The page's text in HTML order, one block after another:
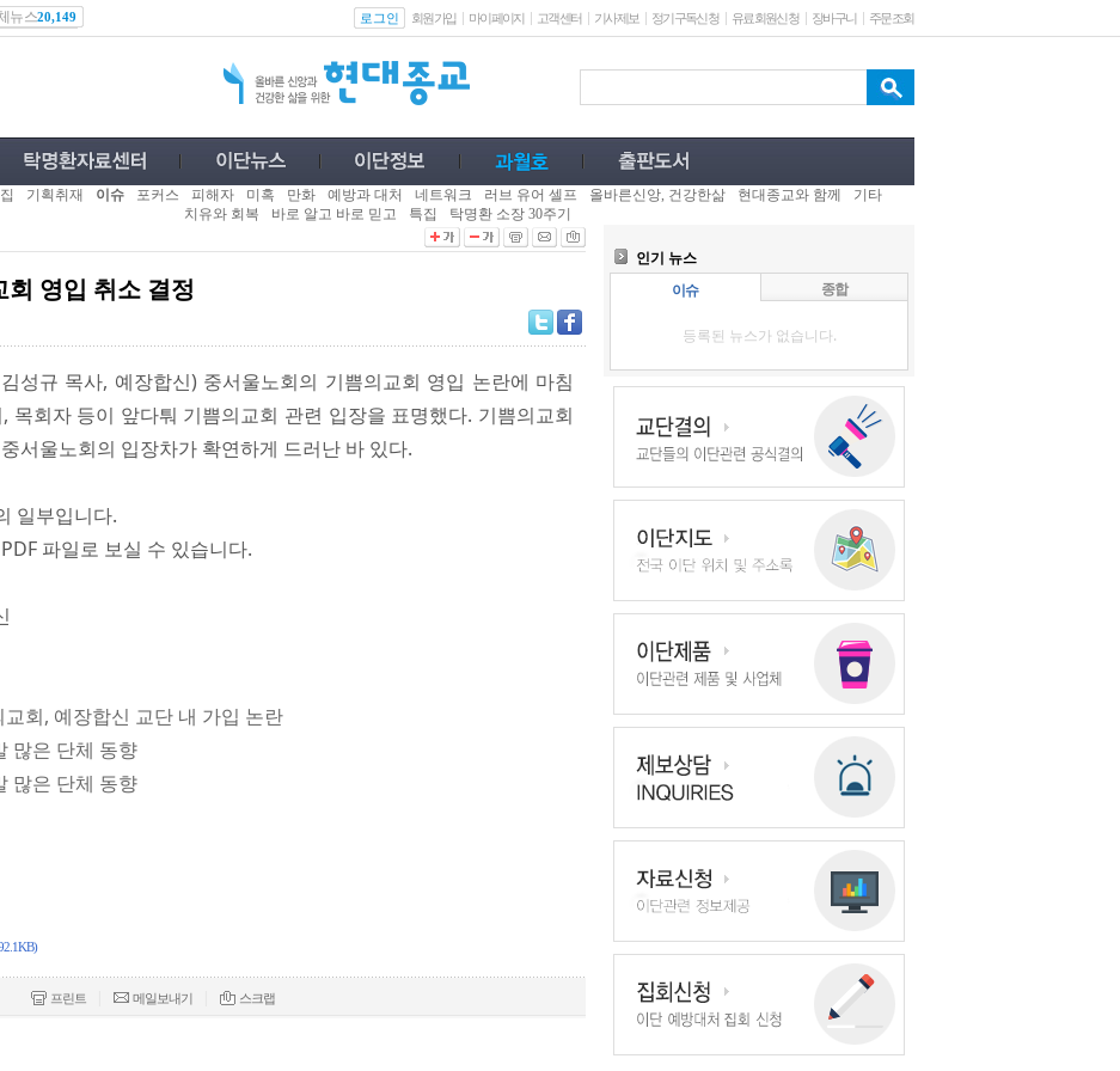
뉴스20,149 로그인 회원가입 마이페이지 고객센터 기사제보 정기구독신청 유료회원신청 장바구니 주문조회
기획취재 이슈 포커스 피해자 미혹 만화 예방과 대처 네트워크 러브 유어 셀프 올바른신앙, 건강한삶 현대종교와 함께
기타
치유와 회복
바로 알고 바로 믿고 특집 탁명환 소장 30주기
영입 취소 결정
성규 목사, 예장합신) 중서울노회의 기쁨의교회 영입 논란에 마침
목회자 등이 앞다퉈 기쁨의교회 관련 입장을 표명했다. 기쁨의교회
서울노회의 입장차가 확연하게 드러난 바 있다.
일부입니다.
파일로 보실 수 있습니다.
회, 예장합신 교단 내 가입 논란
많은 단체 동향
많은 단체 동향
프린트 메일보내기 스크랩
인기 뉴스
이슈
종합
등록된 뉴스가 없습니다.